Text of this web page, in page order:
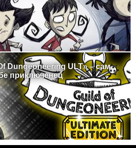
Dungeoneering ULT» – сам
приключенец